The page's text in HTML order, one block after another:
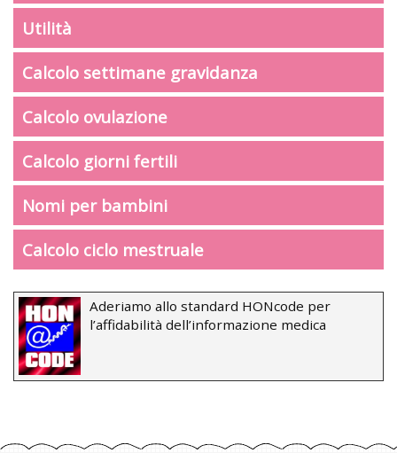
Utilità
Calcolo settimane gravidanza
Calcolo ovulazione
Calcolo giorni fertili
Nomi per bambini
Calcolo ciclo mestruale
Aderiamo allo standard HONcode per
l’affidabilità dell’informazione medica